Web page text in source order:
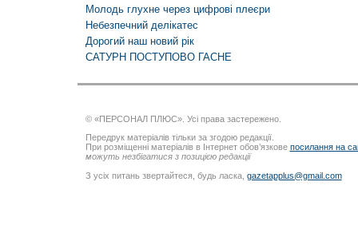
Молодь глухне через цифрові плеєри
Небезпечний делікатес
Дорогий наш новий рік
САТУРН ПОСТУПОВО ГАСНЕ
© «ПЕРСОНАЛ ПЛЮС». Усі права застережено.
Передрук матеріалів тільки за згодою редакції.
При розміщенні матеріалів в Інтернет обов’язкове посилання на
можуть незбігатися з позицією редакції
З усіх питань звертайтеся, будь ласка, gazetapplus@gmail.com